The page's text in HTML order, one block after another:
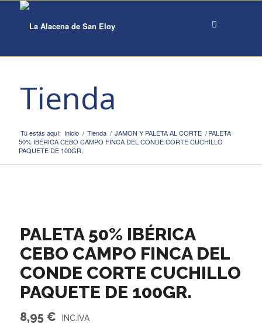
Tienda
Tú estás aquí: Inicio / Tienda / JAMON Y PALETA AL CORTE / PALETA
50% IBÉRICA CEBO CAMPO FINCA DEL CONDE CORTE CUCHILLO
PAQUETE DE 100GR.
PALETA 50% IBÉRICA
CEBO CAMPO FINCA DEL
CONDE CORTE CUCHILLO
PAQUETE DE 100GR.
8,95 €